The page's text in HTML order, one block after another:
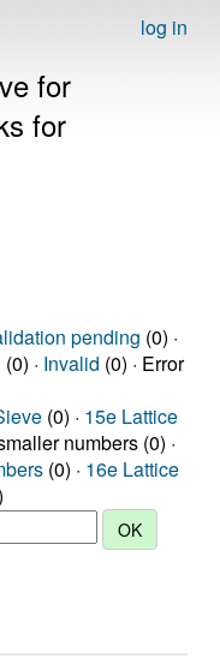
log in
for
for
pending (0) ·
(0) · Invalid (0) · Error
(0) · 15e Lattice
numbers (0) ·
(0) · 16e Lattice